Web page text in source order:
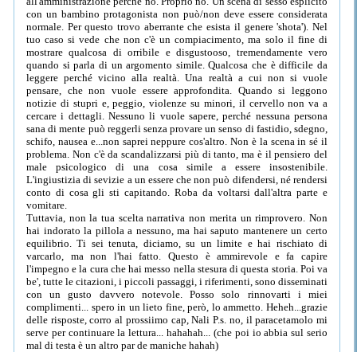
con un bambino protagonista non può/non deve essere considerata
normale. Per questo trovo aberrante che esista il genere 'shota'). Nel
tuo caso si vede che non c'è un compiacimento, ma solo il fine di
mostrare qualcosa di orribile e disgustooso, tremendamente vero
quando si parla di un argomento simile. Qualcosa che è difficile da
leggere perché vicino alla realtà. Una realtà a cui non si vuole
pensare, che non vuole essere approfondita. Quando si leggono
notizie di stupri e, peggio, violenze su minori, il cervello non va a
cercare i dettagli. Nessuno li vuole sapere, perché nessuna persona
sana di mente può reggerli senza provare un senso di fastidio, sdegno,
schifo, nausea e...non saprei neppure cos'altro. Non è la scena in sé il
problema. Non c'è da scandalizzarsi più di tanto, ma è il pensiero del
male psicologico di una cosa simile a essere insostenibile.
L'ingiustizia di sevizie a un essere che non può difendersi, né rendersi
conto di cosa gli sti capitando. Roba da voltarsi dall'altra parte e
vomitare.
Tuttavia, non la tua scelta narrativa non merita un rimprovero. Non
hai indorato la pillola a nessuno, ma hai saputo mantenere un certo
equilibrio. Ti sei tenuta, diciamo, su un limite e hai rischiato di
varcarlo, ma non l'hai fatto. Questo è ammirevole e fa capire
l'impegno e la cura che hai messo nella stesura di questa storia. Poi va
be', tutte le citazioni, i piccoli passaggi, i riferimenti, sono disseminati
con un gusto davvero notevole. Posso solo rinnovarti i miei
complimenti... spero in un lieto fine, però, lo ammetto. Heheh...grazie
delle risposte, corro al prossiimo cap, Nali P.s. no, il paracetamolo mi
serve per continuare la lettura... hahahah... (che poi io abbia sul serio
mal di testa è un altro par de maniche hahah)